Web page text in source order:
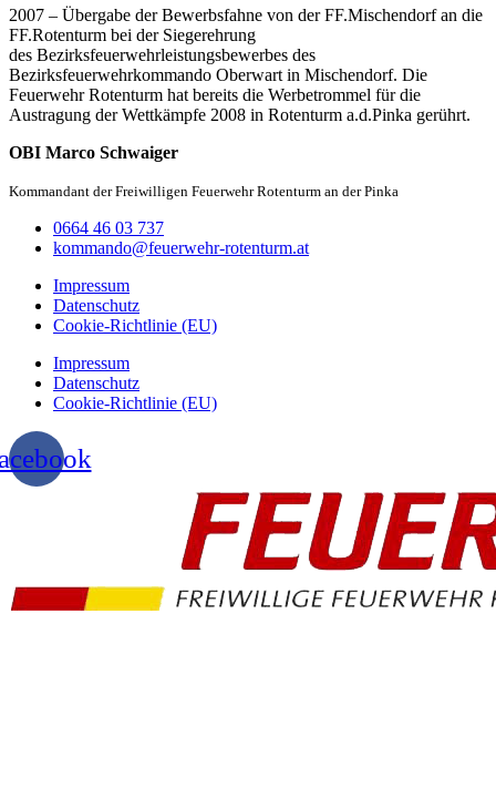
2007 – Übergabe der Bewerbsfahne von der FF.Mischendorf an die
FF.Rotenturm bei der Siegerehrung
des Bezirksfeuerwehrleistungsbewerbes des
Bezirksfeuerwehrkommando Oberwart in Mischendorf. Die
Feuerwehr Rotenturm hat bereits die Werbetrommel für die
Austragung der Wettkämpfe 2008 in Rotenturm a.d.Pinka gerührt.
OBI Marco Schwaiger
Kommandant der Freiwilligen Feuerwehr Rotenturm an der Pinka
0664 46 03 737
kommando@feuerwehr-rotenturm.at
Impressum
Datenschutz
Cookie-Richtlinie (EU)
Impressum
Datenschutz
Cookie-Richtlinie (EU)